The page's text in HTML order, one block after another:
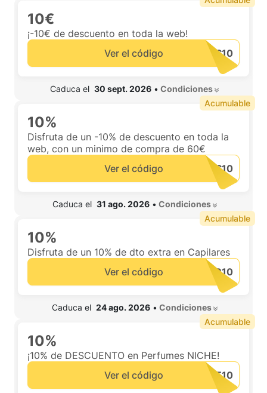
10€
¡-10€ de descuento en toda la web!
Ver el código
Caduca el 30 sept. 2026 • Condiciones
10%
Disfruta de un -10% de descuento en toda la
web, con un minimo de compra de 60€
Ver el código
Caduca el 31 ago. 2026 • Condiciones
Acumulable
10%
Disfruta de un 10% de dto extra en Capilares
Ver el código
Caduca el 24 ago. 2026 • Condiciones
Acumulable
10%
¡10% de DESCUENTO en Perfumes NICHE!
Ver el código
Acumulable